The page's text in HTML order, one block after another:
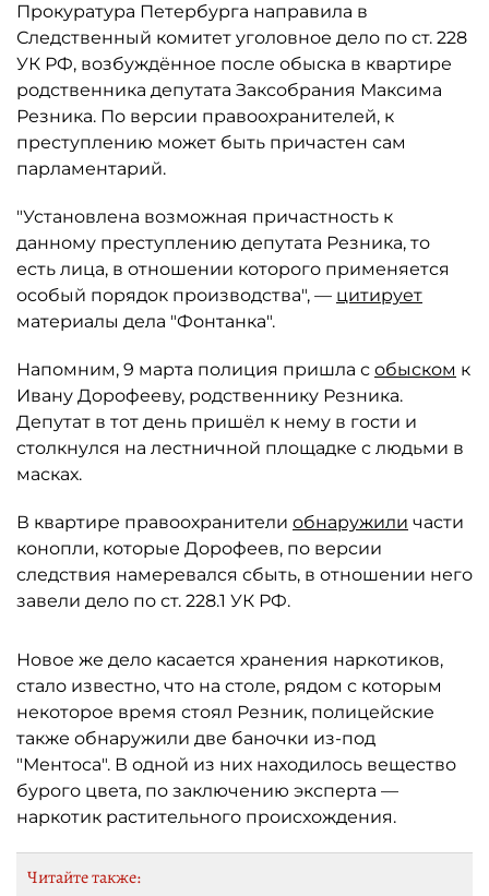
Прокуратура Петербурга направила в
Следственный комитет уголовное дело по ст. 228
УК РФ, возбуждённое после обыска в квартире
родственника депутата Заксобрания Максима
Резника. По версии правоохранителей, к
преступлению может быть причастен сам
парламентарий.
"Установлена возможная причастность к
данному преступлению депутата Резника, то
есть лица, в отношении которого применяется
особый порядок производства", — цитирует
материалы дела "Фонтанка".
Напомним, 9 марта полиция пришла с обыском к
Ивану Дорофееву, родственнику Резника.
Депутат в тот день пришёл к нему в гости и
столкнулся на лестничной площадке с людьми в
масках.
В квартире правоохранители обнаружили части
конопли, которые Дорофеев, по версии
следствия намеревался сбыть, в отношении него
завели дело по ст. 228.1 УК РФ.
Новое же дело касается хранения наркотиков,
стало известно, что на столе, рядом с которым
некоторое время стоял Резник, полицейские
также обнаружили две баночки из-под
"Ментоса". В одной из них находилось вещество
бурого цвета, по заключению эксперта —
наркотик растительного происхождения.
Читайте также: